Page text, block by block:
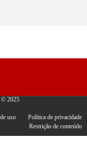
© 2025
uso
Política de privacidade
Restrição de conteúdo